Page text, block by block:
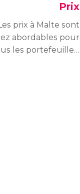
Prix
prix à Malte sont
abordables pour
les portefeuilles,